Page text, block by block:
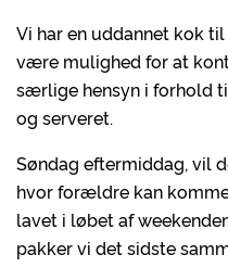
Vi har en uddannet kok
være mulighed for at
særlige hensyn i forhold
og serveret.
Søndag eftermiddag, vil
hvor forældre kan
lavet i løbet af
pakker vi det sidste